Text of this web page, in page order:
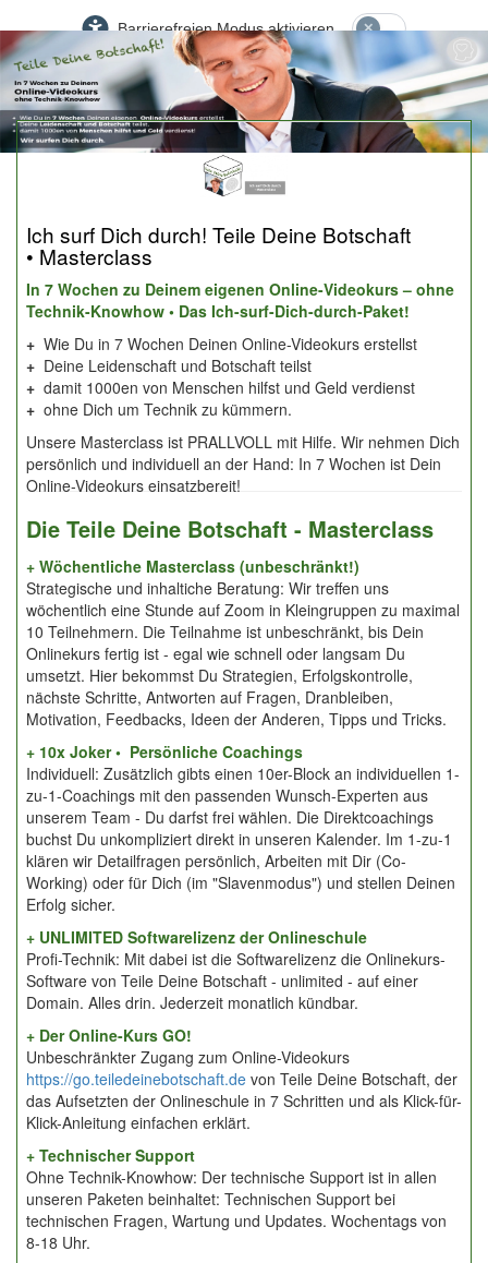
Barrierefreien Modus aktivieren
Ich surf Dich durch! Teile Deine Botschaft
• Masterclass
In 7 Wochen zu Deinem eigenen Online-Videokurs – ohne
Technik-Knowhow • Das Ich-surf-Dich-durch-Paket!
+ Wie Du in 7 Wochen Deinen Online-Videokurs erstellst
+ Deine Leidenschaft und Botschaft teilst
+ damit 1000en von Menschen hilfst und Geld verdienst
+ ohne Dich um Technik zu kümmern.
Unsere Masterclass ist PRALLVOLL mit Hilfe. Wir nehmen Dich
persönlich und individuell an der Hand: In 7 Wochen ist Dein
Online-Videokurs einsatzbereit!
Die Teile Deine Botschaft - Masterclass
+ Wöchentliche Masterclass (unbeschränkt!)
Strategische und inhaltiche Beratung: Wir treffen uns
wöchentlich eine Stunde auf Zoom in Kleingruppen zu maximal
10 Teilnehmern. Die Teilnahme ist unbeschränkt, bis Dein
Onlinekurs fertig ist - egal wie schnell oder langsam Du
umsetzt. Hier bekommst Du Strategien, Erfolgskontrolle,
nächste Schritte, Antworten auf Fragen, Dranbleiben,
Motivation, Feedbacks, Ideen der Anderen, Tipps und Tricks.
+ 10x Joker • Persönliche Coachings
Individuell: Zusätzlich gibts einen 10er-Block an individuellen 1-
zu-1-Coachings mit den passenden Wunsch-Experten aus
unserem Team - Du darfst frei wählen. Die Direktcoachings
buchst Du unkompliziert direkt in unseren Kalender. Im 1-zu-1
klären wir Detailfragen persönlich, Arbeiten mit Dir (Co-
Working) oder für Dich (im "Slavenmodus") und stellen Deinen
Erfolg sicher.
+ UNLIMITED Softwarelizenz der Onlineschule
Profi-Technik: Mit dabei ist die Softwarelizenz die Onlinekurs-
Software von Teile Deine Botschaft - unlimited - auf einer
Domain. Alles drin. Jederzeit monatlich kündbar.
+ Der Online-Kurs GO!
Unbeschränkter Zugang zum Online-Videokurs
https://go.teiledeinebotschaft.de von Teile Deine Botschaft, der
das Aufsetzten der Onlineschule in 7 Schritten und als Klick-für-
Klick-Anleitung einfachen erklärt.
+ Technischer Support
Ohne Technik-Knowhow: Der technische Support ist in allen
unseren Paketen beinhaltet: Technischen Support bei
technischen Fragen, Wartung und Updates. Wochentags von
8-18 Uhr.